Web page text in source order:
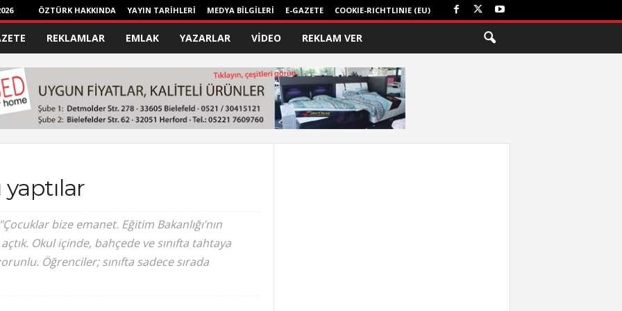
ÖZTÜRK HAKKINDA YAYIN TARİHLERİ MEDYA BİLGİLERİ E-GAZETE COOKIE-RICHTLINIE (EU)
REKLAMLAR EMLAK YAZARLAR VİDEO REKLAM VER
bize emanet. Eğitim Bakanlığı’nın
Okul içinde, bahçede ve sınıfta tahtaya
Öğrenciler; sınıfta sadece sırada